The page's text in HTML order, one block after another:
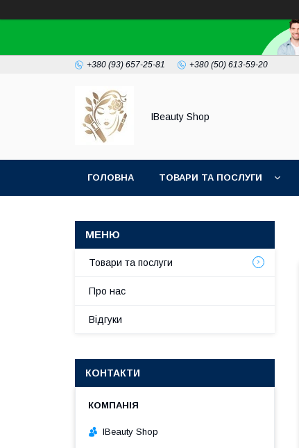
+380 (93) 657-25-81 +380 (50) 613-59-20
IBeauty Shop
ГОЛОВНА ТОВАРИ ТА ПОСЛУГИ
Товари та послуги
Про нас
Відгуки
КОНТАКТИ
IBeauty Shop